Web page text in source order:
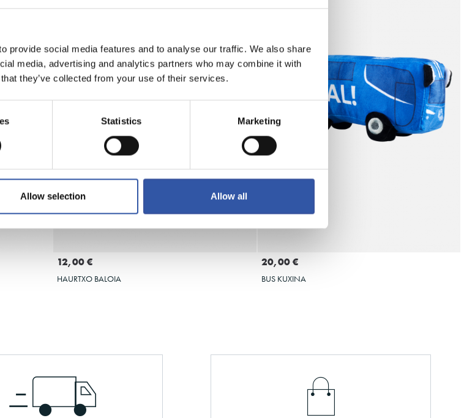
provide social media features and to analyse our traffic. We also share
media, advertising and analytics partners who may combine it with
they’ve collected from your use of their services.
Statistics Marketing
Allow selection Allow all
12,00 €
HAURTXO BALOIA
20,00 €
BUS KUXINA